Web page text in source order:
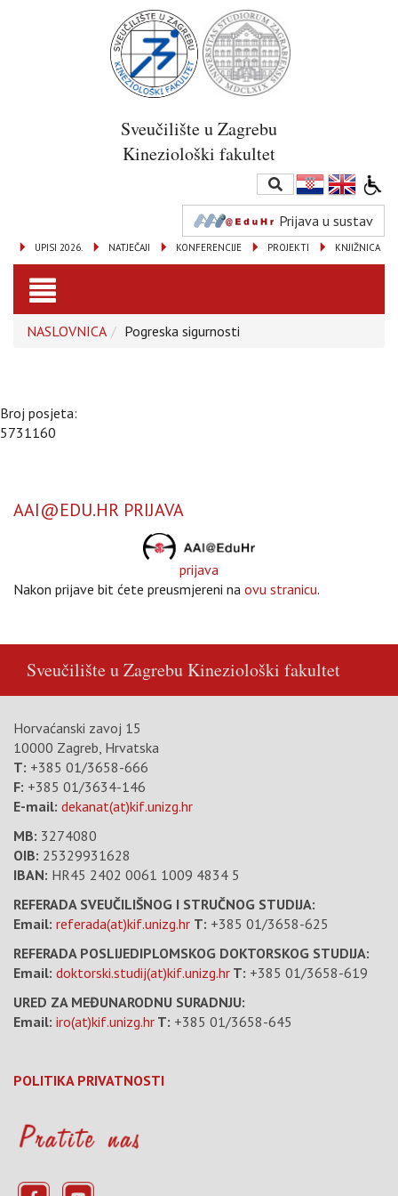
Sveučilište u Zagrebu
Kineziološki fakultet
Prijava u sustav
KNJIŽNICA
PROJEKTI
KONFERENCIJE
NATJEČAJI
UPISI 2026.
Toggle
navigation
NASLOVNICA Pogreska sigurnosti
Broj posjeta:
5731160
AAI@EDU.HR PRIJAVA
prijava
Nakon prijave bit ćete preusmjereni na ovu stranicu.
Sveučilište u ZagrebuKineziološki fakultet
Horvaćanski zavoj 15
10000 Zagreb, Hrvatska
T: +385 01/3658-666
F: +385 01/3634-146
E-mail: dekanat(at)kif.unizg.hr
MB: 3274080
OIB: 25329931628
IBAN: HR45 2402 0061 1009 4834 5
REFERADA SVEUČILIŠNOG I STRUČNOG STUDIJA:
Email: referada(at)kif.unizg.hr T: +385 01/3658-625
REFERADA POSLIJEDIPLOMSKOG DOKTORSKOG STUDIJA:
Email: doktorski.studij(at)kif.unizg.hr T: +385 01/3658-619
URED ZA MEĐUNARODNU SURADNJU:
Email: iro(at)kif.unizg.hr T: +385 01/3658-645
POLITIKA PRIVATNOSTI